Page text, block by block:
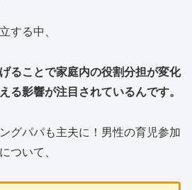
する中、
ることで家庭内の役割分担が変化
る影響が注目されているんです。
グパパも主夫に！男性の育児参加
ついて、